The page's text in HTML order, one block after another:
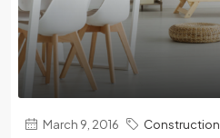
March 9, 2016 Construction